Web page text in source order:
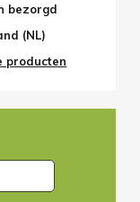
bezorgd
(NL)
producten